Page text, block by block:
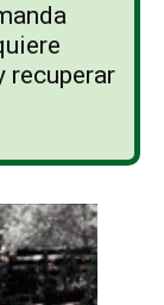
recuperar